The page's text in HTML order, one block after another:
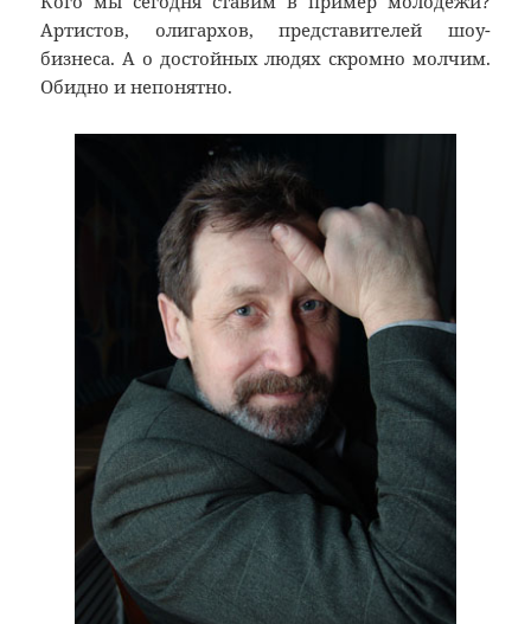
Артистов, олигархов, представителей шоу-
бизнеса. А о достойных людях скромно молчим.
Обидно и непонятно.